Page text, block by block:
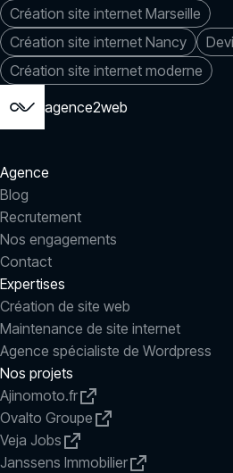
Création site internet Marseille
Création site internet Nancy
Création site internet moderne
agence2web
Agence
Blog
Recrutement
Nos engagements
Contact
Expertises
Création de site web
Maintenance de site internet
Agence spécialiste de Wordpress
Nos projets
Ajinomoto.fr
Ovalto Groupe
Veja Jobs
Janssens Immobilier